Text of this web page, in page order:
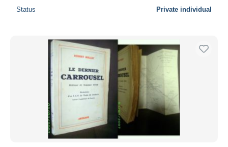
Status Private individual